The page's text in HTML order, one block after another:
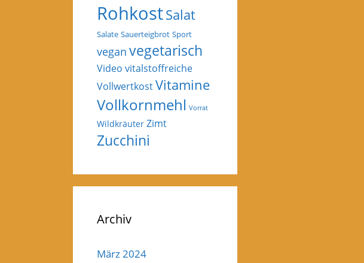
RohkostSalat
Salate Sauerteigbrot Sport
vegan vegetarisch
Video vitalstoffreiche
VollwertkostVitamine
Vollkornmehl Vorrat
Wildkräuter Zimt
Zucchini
Archiv
März 2024